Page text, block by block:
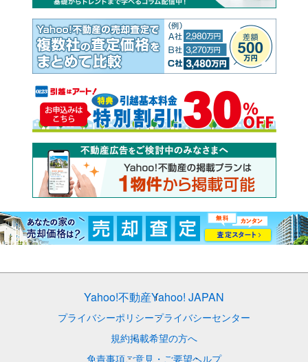
Yahoo!不動産Yahoo! JAPAN
プライバシーポリシープライバシーセンター
規約掲載希望の方へ
免責事項ご意見・ご要望ヘルプ